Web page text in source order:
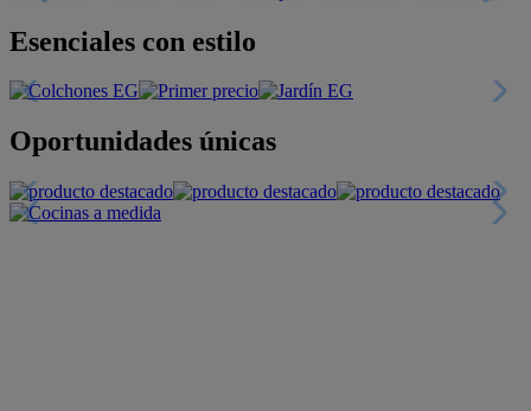
Esenciales con estilo
Oportunidades únicas